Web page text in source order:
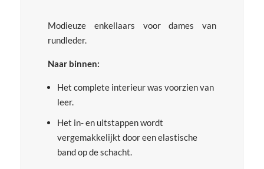
Modieuze enkellaars voor dames van
rundleder.
Naar binnen:
Het complete interieur was voorzien van
leer.
Het in- en uitstappen wordt
vergemakkelijkt door een elastische
band op de schacht.